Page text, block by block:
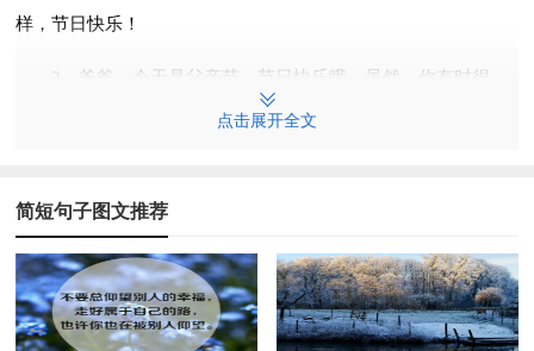
样，节日快乐！
2、爸爸，今天是父亲节，节日快乐哦。虽然，你有时很
凶，但是我知道你是爱我的，是吗？在这里祝你快乐，健康！每
3、艳阳高照，父爱笼罩；星光闪耀，父爱美好；雨横风
暴，父爱滔滔；山高路远，父爱常伴；父亲节到，真诚祝愿；愿
父平安，幸福康健！
点击展开全文
简短句子图文推荐